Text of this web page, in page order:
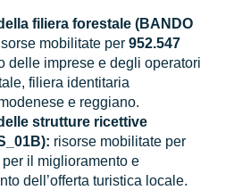
filiera forestale (BANDO
mobilitate per952.547
delle imprese e degli operatori
filiera identitaria
e reggiano.
strutture ricettive
risorse mobilitate per
per il miglioramento e
dell’offerta turistica locale.